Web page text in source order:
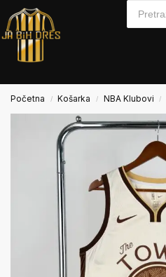
Početna / Košarka / NBA Klubovi /